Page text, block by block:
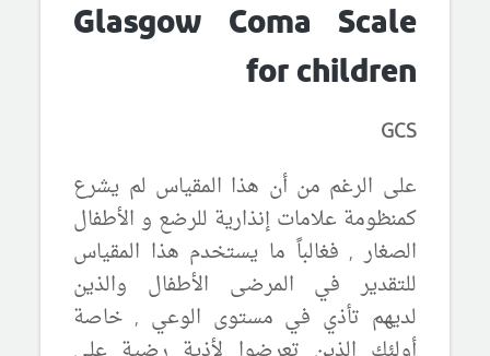
Glasgow Coma Scale
for children
GCS
على الرغم من أن هذا المقياس لم يشرع
كمنظومة علامات إنذارية للرضع و الأطفال
الصغار , فغالباً ما يستخدم هذا المقياس
للتقدير في المرضى الأطفال والذين
لديهم تأذي في مستوى الوعي , خاصة